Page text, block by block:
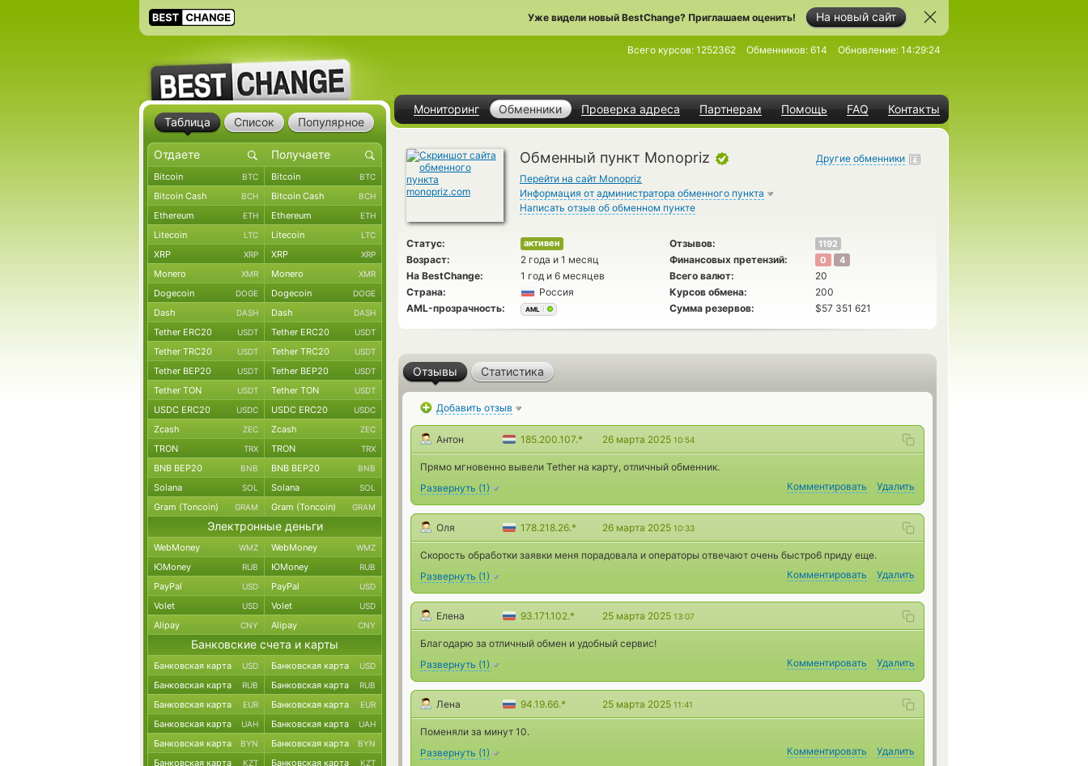
На новый сайт
Уже видели новый BestChange? Приглашаем оценить!
Мониторинг Обменники Проверка адреса Партнерам Помощь FAQ Контакты
Всего курсов: 1252362 Обменников: 614 Обновление: 14:29:24
Обменный пункт Monopriz
Перейти на сайт Monopriz
Информация от администратора обменного пункта
Написать отзыв об обменном пункте
Другие обменники
Статус: активен Отзывов: 1192
Возраст: 2 года и 1 месяц Финансовых претензий: 0 4
На BestChange: 1 год и 6 месяцев Всего валют:
20
Страна:
Россия Курсов обмена:
200
AML-прозрачность:
AML Сумма резервов: $57 351 621
Отзывы Статистика
Добавить отзыв
Антон 185.200.107.* 26 марта 2025 10:54
Прямо мгновенно вывели Tether на карту, отличный обменник.
Развернуть (1) Комментировать Удалить
Оля 178.218.26.* 26 марта 2025 10:33
Скорость обработки заявки меня порадовала и операторы отвечают очень быстро6 приду еще.
Развернуть (1) Комментировать Удалить
Елена 93.171.102.* 25 марта 2025 13:07
Благодарю за отличный обмен и удобный сервис!
Развернуть (1) Комментировать Удалить
Лена 94.19.66.* 25 марта 2025 11:41
Поменяли за минут 10.
Развернуть (1) Комментировать Удалить
Таблица Список Популярное
Bitcoin BTC Bitcoin BTC
Bitcoin Cash BCH Bitcoin Cash BCH
Ethereum ETH Ethereum ETH
Litecoin LTC Litecoin LTC
XRP XRP XRP XRP
Monero XMR Monero XMR
Dogecoin DOGE Dogecoin DOGE
Dash DASH Dash DASH
Tether ERC20 USDT Tether ERC20 USDT
Tether TRC20 USDT Tether TRC20 USDT
Tether BEP20 USDT Tether BEP20 USDT
Tether TON USDT Tether TON USDT
USDC ERC20 USDC USDC ERC20 USDC
Zcash ZEC Zcash ZEC
TRON TRX TRON TRX
BNB BEP20 BNB BNB BEP20 BNB
Solana SOL Solana SOL
Gram (Toncoin) GRAM Gram (Toncoin) GRAM
Электронные деньги
WebMoney WMZ WebMoney WMZ
ЮMoney RUB ЮMoney RUB
PayPal USD PayPal USD
Volet USD Volet USD
Alipay CNY Alipay CNY
Банковские счета и карты
Банковская карта USD Банковская карта USD
Банковская карта RUB Банковская карта RUB
Банковская карта EUR Банковская карта EUR
Банковская карта UAH Банковская карта UAH
Банковская карта BYN Банковская карта BYN
Банковская карта KZT Банковская карта KZT